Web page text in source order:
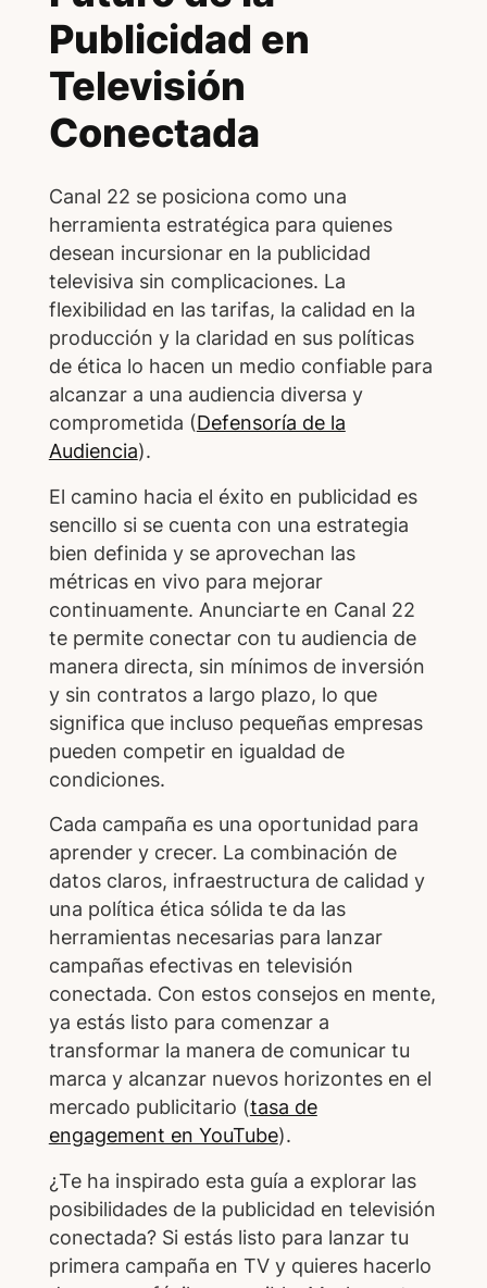
Publicidad en
Televisión
Conectada
Canal 22 se posiciona como una
herramienta estratégica para quienes
desean incursionar en la publicidad
televisiva sin complicaciones. La
flexibilidad en las tarifas, la calidad en la
producción y la claridad en sus políticas
de ética lo hacen un medio confiable para
alcanzar a una audiencia diversa y
comprometida (Defensoría de la
Audiencia).
El camino hacia el éxito en publicidad es
sencillo si se cuenta con una estrategia
bien definida y se aprovechan las
métricas en vivo para mejorar
continuamente. Anunciarte en Canal 22
te permite conectar con tu audiencia de
manera directa, sin mínimos de inversión
y sin contratos a largo plazo, lo que
significa que incluso pequeñas empresas
pueden competir en igualdad de
condiciones.
Cada campaña es una oportunidad para
aprender y crecer. La combinación de
datos claros, infraestructura de calidad y
una política ética sólida te da las
herramientas necesarias para lanzar
campañas efectivas en televisión
conectada. Con estos consejos en mente,
ya estás listo para comenzar a
transformar la manera de comunicar tu
marca y alcanzar nuevos horizontes en el
mercado publicitario (tasa de
engagement en YouTube).
¿Te ha inspirado esta guía a explorar las
posibilidades de la publicidad en televisión
conectada? Si estás listo para lanzar tu
primera campaña en TV y quieres hacerlo